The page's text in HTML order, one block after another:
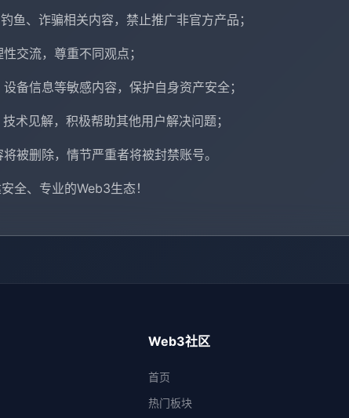
鱼、诈骗相关内容，禁止推广非官方产品；
交流，尊重不同观点；
备信息等敏感内容，保护自身资产安全；
术见解，积极帮助其他用户解决问题；
被删除，情节严重者将被封禁账号。
全、专业的Web3生态！
Web3社区
首页
热门板块